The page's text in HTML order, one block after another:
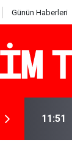
Günün Haberleri
11:51